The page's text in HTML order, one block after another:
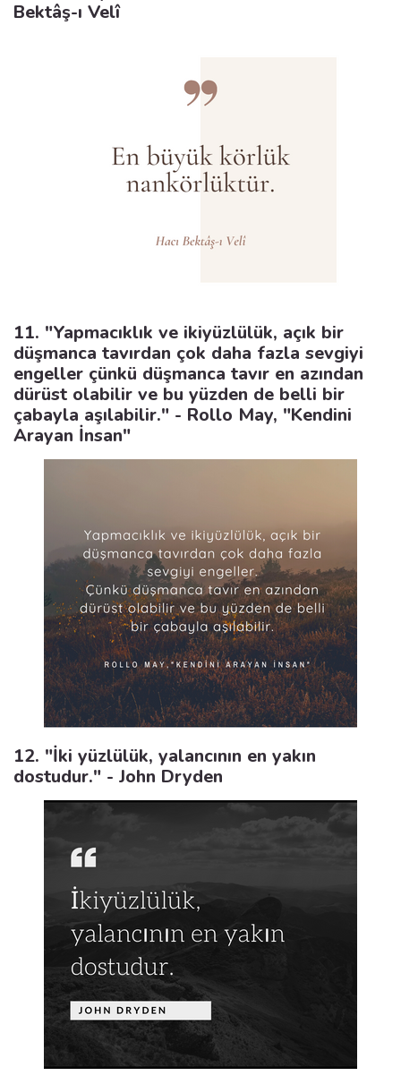
Bektâş-ı Velî
11. "Yapmacıklık ve ikiyüzlülük, açık bir
düşmanca tavırdan çok daha fazla sevgiyi
engeller çünkü düşmanca tavır en azından
dürüst olabilir ve bu yüzden de belli bir
çabayla aşılabilir." - Rollo May, "Kendini
Arayan İnsan"
12. "İki yüzlülük, yalancının en yakın
dostudur." - John Dryden